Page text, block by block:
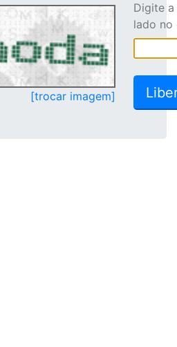
[trocar imagem]
Digite
lado no